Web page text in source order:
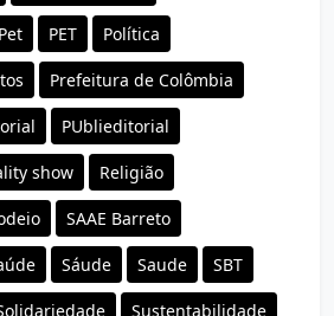
Pet PET Política
Prefeitura de Colômbia
PUblieditorial
show Religião
SAAE Barreto
Sáude Saude SBT
Sustentabilidade